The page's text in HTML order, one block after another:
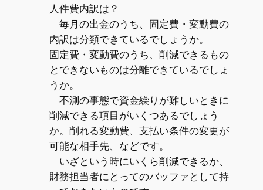
人件費内訳は？
毎月の出金のうち、固定費・変動費の
内訳は分類できているでしょうか。
固定費・変動費のうち、削減できるもの
とできないものは分離できているでしょ
うか。
不測の事態で資金繰りが難しいときに
削減できる項目がいくつあるでしょう
か。削れる変動費、支払い条件の変更が
可能な相手先、などです。
いざという時にいくら削減できるか、
財務担当者にとってのバッファとして持